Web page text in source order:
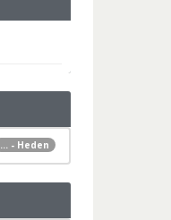
... - Heden